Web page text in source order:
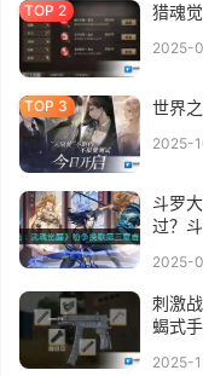
猎魂
2025-
2025-
斗罗
过？
2025-
刺激
蝎式
2025-